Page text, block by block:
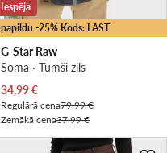
papildu -25% Kods: LAST
Iespēja
G-Star Raw
Soma · Tumši zils
Pašreizējā cena
34,99€
Regulārā cena79,99 €
Zemākā cena37,99 €